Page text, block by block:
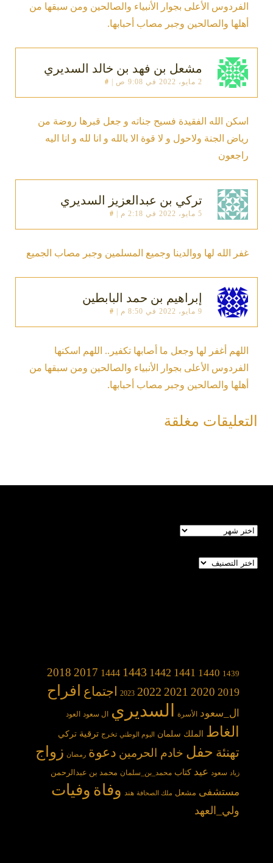
الفردوس الأعلى بجوار الأنبياء والصالحين ومن سبقها من
أهلها والصالحين وجبر مصاب أحبابها.
مشعل بن فهد بن خالد السديري
2 مايو، 2022 في 9:08 ص |
#
اسكن الله الفقيدة فسيح جناته و جعل قبرها روضة من
رياض الجنة ولاحول و لا قوة الا بالله و انا لله و انا اليه
راجعون
تركي بن عبدالعزيز السديري
5 مايو، 2022 في 2:18 م |
#
غفر الله لها ووالدينا وجميع المسلمين وجبر مصاب الجميع
إبراهيم بن حمد البابطين
9 مايو، 2022 في 8:50 م |
#
اللهم أغفر لها وجعل ما أصابها تكفير.. اللهم اسكنها
الفردوس الأعلى بجوار الأنبياء والصالحين ومن سبقها من
أهلها والصالحين وجبر مصاب أحبابها.
التعليقات مغلقة
الأرشيف
تصنيفات
1439
1440
1441
1442
1443
1444
2017
2018
2019
2020
2021
2022
2023 اجتماع افراح
ال_سعود الأسرة السديري ال سعود العود
الغاط الملك سلمان اليوم الوطني تخرج ترقية تركي
تهنئة حفل خادم الحرمين دعوة رمضان زواج
زياد سعود عيد كتاب محمد_بن_سلمان محمد بن عبدالرحمن
مستشفى مشعل ملك الصحافة هند وفاة وفيات
ولي_العهد